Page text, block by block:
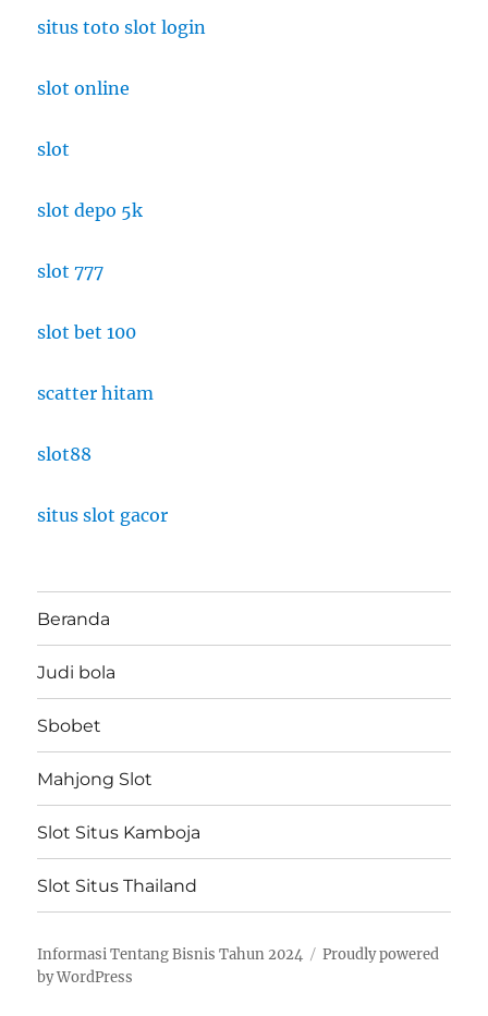
situs toto slot login
slot online
slot
slot depo 5k
slot 777
slot bet 100
scatter hitam
slot88
situs slot gacor
Beranda
Judi bola
Sbobet
Mahjong Slot
Slot Situs Kamboja
Slot Situs Thailand
Informasi Tentang Bisnis Tahun 2024
Proudly powered
by WordPress